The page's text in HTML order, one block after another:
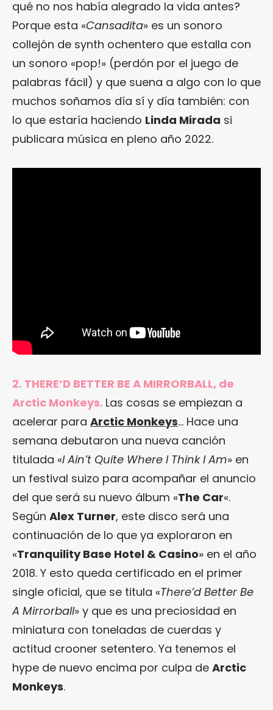
qué no nos había alegrado la vida antes?
Porque esta «Cansadita» es un sonoro
collejón de synth ochentero que estalla con
un sonoro «pop!» (perdón por el juego de
palabras fácil) y que suena a algo con lo que
muchos soñamos día sí y día también: con
lo que estaría haciendo Linda Mirada si
publicara música en pleno año 2022.
2. THERE’D BETTER BE A MIRRORBALL, de
Arctic Monkeys. Las cosas se empiezan a
acelerar para Arctic Monkeys… Hace una
semana debutaron una nueva canción
titulada «I Ain’t Quite Where I Think I Am» en
un festival suizo para acompañar el anuncio
del que será su nuevo álbum «The Car«.
Según Alex Turner, este disco será una
continuación de lo que ya exploraron en
«Tranquility Base Hotel & Casino» en el año
2018. Y esto queda certificado en el primer
single oficial, que se titula «There’d Better Be
A Mirrorball» y que es una preciosidad en
miniatura con toneladas de cuerdas y
actitud crooner setentero. Ya tenemos el
hype de nuevo encima por culpa de Arctic
Monkeys.